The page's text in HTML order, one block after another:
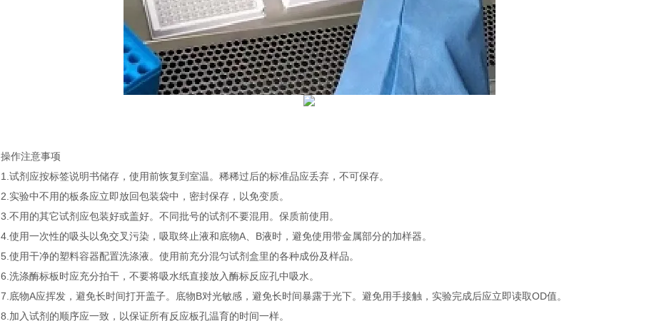
操作注意事项
1.试剂应按标签说明书储存，使用前恢复到室温。稀稀过后的标准品应丢弃，不可保存。
2.实验中不用的板条应立即放回包装袋中，密封保存，以免变质。
3.不用的其它试剂应包装好或盖好。不同批号的试剂不要混用。保质前使用。
4.使用一次性的吸头以免交叉污染，吸取终止液和底物A、B液时，避免使用带金属部分的加样器。
5.使用干净的塑料容器配置洗涤液。使用前充分混匀试剂盒里的各种成份及样品。
6.洗涤酶标板时应充分拍干，不要将吸水纸直接放入酶标反应孔中吸水。
7.底物A应挥发，避免长时间打开盖子。底物B对光敏感，避免长时间暴露于光下。避免用手接触，实验完成后应立即读取OD值。
8.加入试剂的顺序应一致，以保证所有反应板孔温育的时间一样。